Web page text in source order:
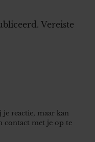
Vereiste
reactie, maar kan
contact met je op te